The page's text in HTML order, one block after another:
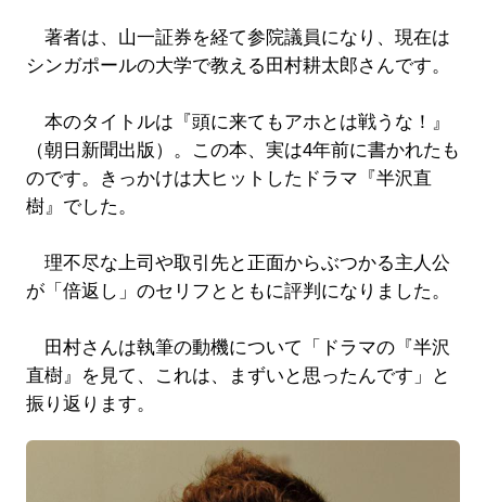
著者は、山一証券を経て参院議員になり、現在は
シンガポールの大学で教える田村耕太郎さんです。
本のタイトルは『頭に来てもアホとは戦うな！』
（朝日新聞出版）。この本、実は4年前に書かれたも
のです。きっかけは大ヒットしたドラマ『半沢直
樹』でした。
理不尽な上司や取引先と正面からぶつかる主人公
が「倍返し」のセリフとともに評判になりました。
田村さんは執筆の動機について「ドラマの『半沢
直樹』を見て、これは、まずいと思ったんです」と
振り返ります。